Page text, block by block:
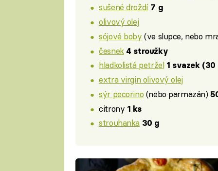
sušené droždí 7 g
olivový olej
sójové boby (ve slupce, nebo
česnek 4 stroužky
hladkolistá petržel 1 svazek (30
extra virgin olivový olej
sýr pecorino (nebo parmazán)
citrony 1 ks
strouhanka 30 g